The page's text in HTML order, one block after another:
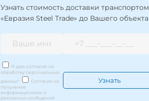
Узнать стоимость доставки транспортом
«Евразия Steel Trade» до Вашего объекта
Я даю согласие на
обработку персональных
данных*
Согласие на
получение
информационных и
рекламных сообщений